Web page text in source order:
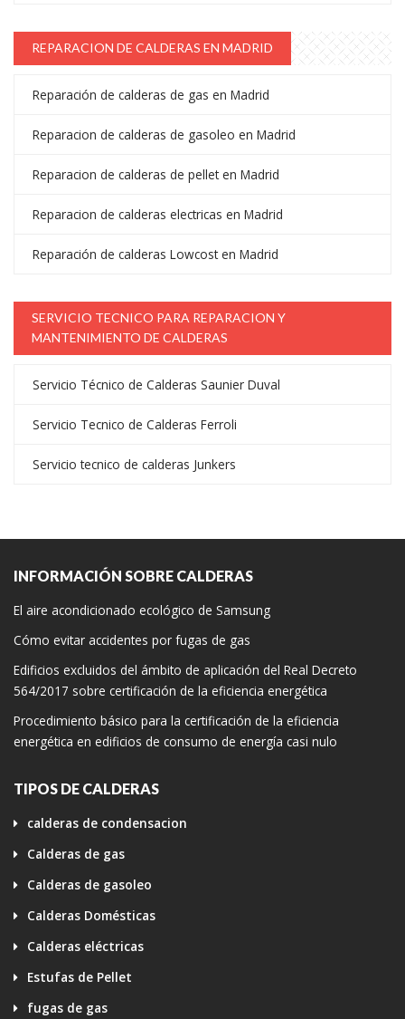
REPARACION DE CALDERAS EN MADRID
Reparación de calderas de gas en Madrid
Reparacion de calderas de gasoleo en Madrid
Reparacion de calderas de pellet en Madrid
Reparacion de calderas electricas en Madrid
Reparación de calderas Lowcost en Madrid
SERVICIO TECNICO PARA REPARACION Y
MANTENIMIENTO DE CALDERAS
Servicio Técnico de Calderas Saunier Duval
Servicio Tecnico de Calderas Ferroli
Servicio tecnico de calderas Junkers
INFORMACIÓN SOBRE CALDERAS
El aire acondicionado ecológico de Samsung
Cómo evitar accidentes por fugas de gas
Edificios excluidos del ámbito de aplicación del Real Decreto
564/2017 sobre certificación de la eficiencia energética
Procedimiento básico para la certificación de la eficiencia
energética en edificios de consumo de energía casi nulo
TIPOS DE CALDERAS
calderas de condensacion
Calderas de gas
Calderas de gasoleo
Calderas Domésticas
Calderas eléctricas
Estufas de Pellet
fugas de gas